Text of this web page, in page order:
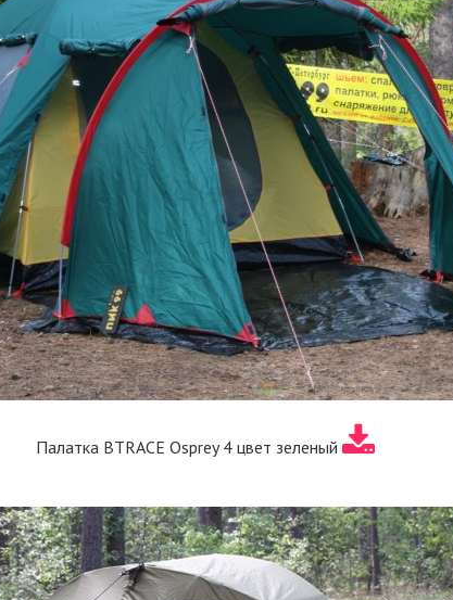
Палатка BTRACE Osprey 4 цвет зеленый